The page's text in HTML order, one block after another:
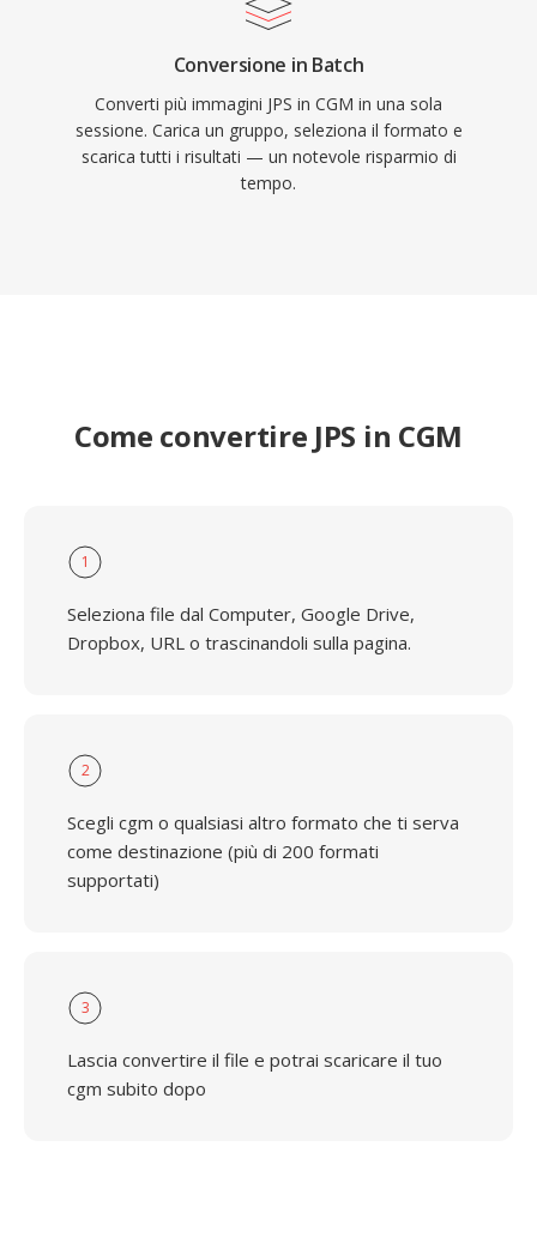
Conversione in Batch
Converti più immagini JPS in CGM in una sola
sessione. Carica un gruppo, seleziona il formato e
scarica tutti i risultati — un notevole risparmio di
tempo.
Come convertire JPS in CGM
1
Seleziona file dal Computer, Google Drive,
Dropbox, URL o trascinandoli sulla pagina.
2
Scegli cgm o qualsiasi altro formato che ti serva
come destinazione (più di 200 formati
supportati)
3
Lascia convertire il file e potrai scaricare il tuo
cgm subito dopo